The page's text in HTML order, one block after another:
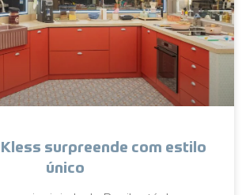
Kless surpreende com estilo
único